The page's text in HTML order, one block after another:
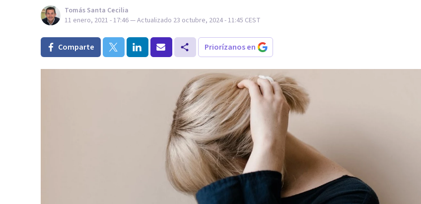
Tomás Santa Cecilia
11 enero, 2021 - 17:46— Actualizado 23 octubre, 2024 - 11:45 CEST
Comparte Priorízanos en